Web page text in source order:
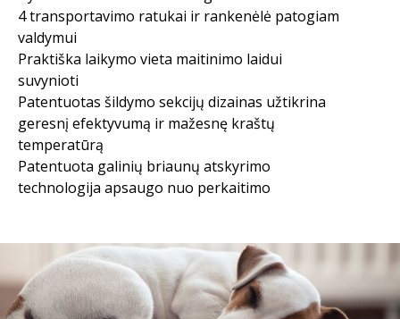
4 transportavimo ratukai ir rankenėlė patogiam
valdymui
Praktiška laikymo vieta maitinimo laidui
suvynioti
Patentuotas šildymo sekcijų dizainas užtikrina
geresnį efektyvumą ir mažesnę kraštų
temperatūrą
Patentuota galinių briaunų atskyrimo
technologija apsaugo nuo perkaitimo